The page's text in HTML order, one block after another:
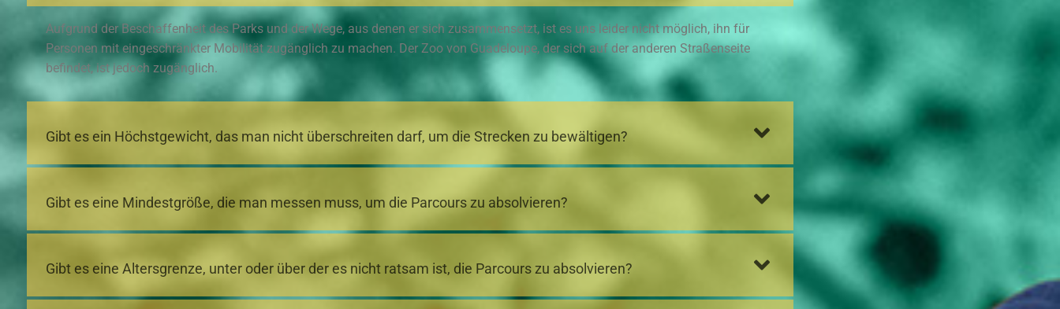
Aufgrund der Beschaffenheit des Parks und der Wege, aus denen er sich zusammensetzt, ist es uns leider nicht möglich, ihn für
Personen mit eingeschränkter Mobilität zugänglich zu machen. Der Zoo von Guadeloupe, der sich auf der anderen Straßenseite
befindet, ist jedoch zugänglich.
Gibt es ein Höchstgewicht, das man nicht überschreiten darf, um die Strecken zu bewältigen?
Gibt es eine Mindestgröße, die man messen muss, um die Parcours zu absolvieren?
Gibt es eine Altersgrenze, unter oder über der es nicht ratsam ist, die Parcours zu absolvieren?